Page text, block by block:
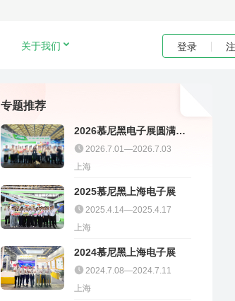
关于我们 登录
专题推荐
2026慕尼黑电子展圆满收
官｜聚多邦精彩不停
2026.7.01—2026.7.03
上海
2025慕尼黑上海电子展
2025.4.14—2025.4.17
上海
2024慕尼黑上海电子展
2024.7.08—2024.7.11
上海